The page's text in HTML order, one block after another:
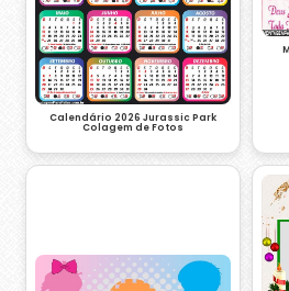
Calendário 2026 Jurassic Park
Colagem de Fotos